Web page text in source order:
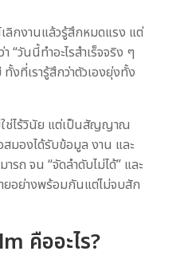
ลิกงานแล้วรู้สึกหมดแรง แต่
วันนี้ทำอะไรสำเร็จจริง ๆ
งที่เรารู้สึกว่าตัวเองยุ่งทั้ง
ใช่ไร้วินัย แต่เป็นสัญญาณ
มองได้รับข้อมูล งาน และ
รถ จน “จัดลำดับไม่ได้” และ
ยอย่างพร้อมกันแต่ไม่จบสัก
คืออะไร?